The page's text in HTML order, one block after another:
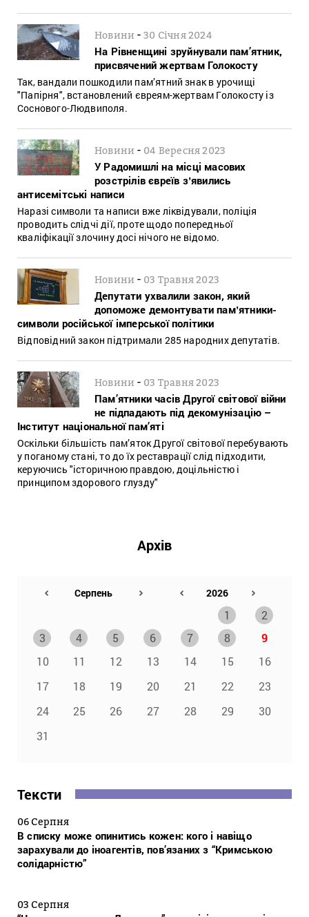
Новини -30 Січня 2024
На Рівненщині зруйнували пам’ятник,
присвячений жертвам Голокосту
Так, вандали пошкодили пам’ятний знак в урочищі
"Папірня", встановлений євреям-жертвам Голокосту із
Соснового-Людвиполя.
Новини - 04 Вересня 2023
У Радомишлі на місці масових
розстрілів євреїв зʼявились
антисемітські написи
Наразі символи та написи вже ліквідували, поліція
проводить слідчі дії, проте щодо попередньої
кваліфікації злочину досі нічого не відомо.
Новини - 03 Травня 2023
Депутати ухвалили закон, який
допоможе демонтувати памʼятники-
символи російської імперської політики
Відповідний закон підтримали 285 народних депутатів.
Новини - 03 Травня 2023
Пам’ятники часів Другої світової війни
не підпадають під декомунізацію –
Інститут національної пам’яті
Оскільки більшість пам’яток Другої світової перебувають
у поганому стані, то до їх реставрації слід підходити,
керуючись "історичною правдою, доцільністю і
принципом здорового глузду"
Архів
1
2
3
4 5 6 7 8
9
10
11 12 13 14 15
16
17
18 19 20 21 22
23
24
25 26 27 28 29
30
31
Тексти
06 Серпня
В списку може опинитись кожен: кого і навіщо
зарахували до іноагентів, пов’язаних з “Кримською
солідарністю”
03 Серпня